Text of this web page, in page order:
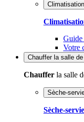
Guide
Votre
Chauffer la salle
Chauffer la salle
Sèche-
Sèche-